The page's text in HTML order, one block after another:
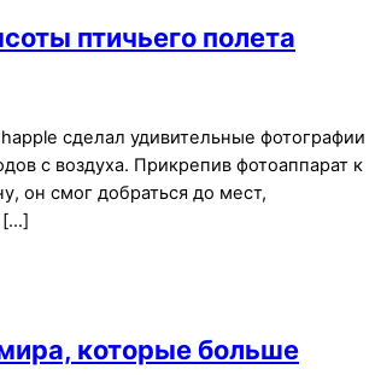
птичьего полета
сделал удивительные фотографии
с воздуха. Прикрепив фотоаппарат к
он смог добраться до мест,
[…]
которые больше